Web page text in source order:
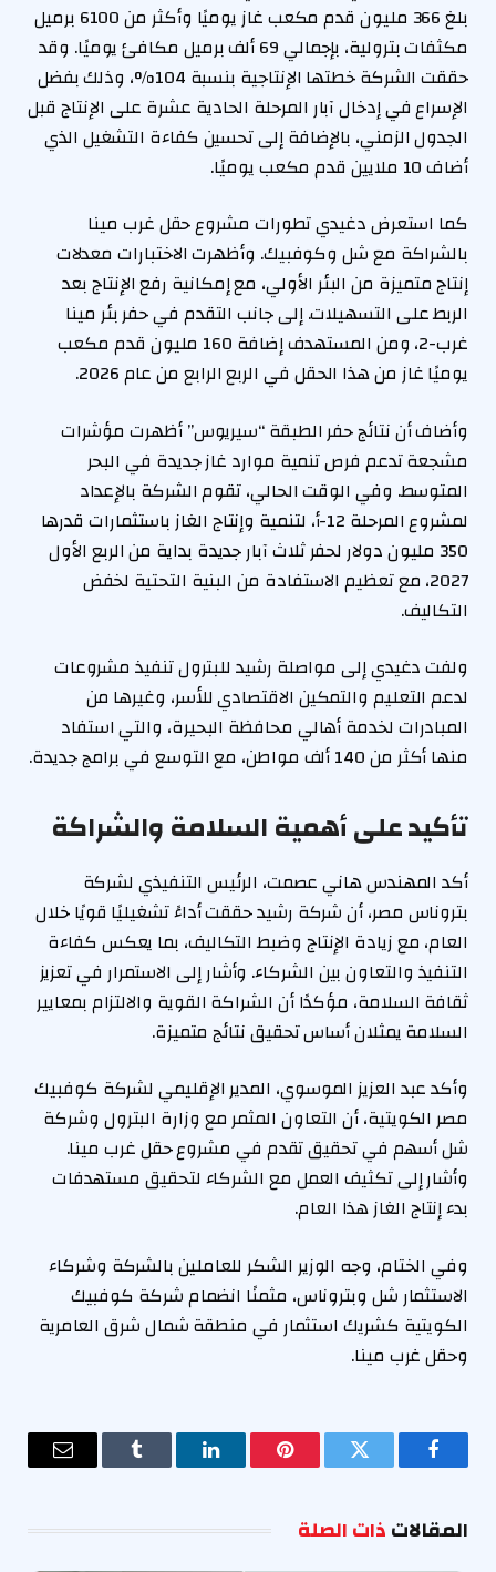
بلغ 366 مليون قدم مكعب غاز يوميًا وأكثر من 6100 برميل
مكثفات بترولية، بإجمالي 69 ألف برميل مكافئ يوميًا. وقد
حققت الشركة خطتها الإنتاجية بنسبة 104%، وذلك بفضل
الإسراع في إدخال آبار المرحلة الحادية عشرة على الإنتاج قبل
الجدول الزمني، بالإضافة إلى تحسين كفاءة التشغيل الذي
أضاف 10 ملايين قدم مكعب يوميًا.
كما استعرض دغيدي تطورات مشروع حقل غرب مينا
بالشراكة مع شل وكوفبيك. وأظهرت الاختبارات معدلات
إنتاج متميزة من البئر الأولي، مع إمكانية رفع الإنتاج بعد
الربط على التسهيلات. إلى جانب التقدم في حفر بئر مينا
غرب-2، ومن المستهدف إضافة 160 مليون قدم مكعب
يوميًا غاز من هذا الحقل في الربع الرابع من عام 2026.
وأضاف أن نتائج حفر الطبقة “سيريوس” أظهرت مؤشرات
مشجعة تدعم فرص تنمية موارد غاز جديدة في البحر
المتوسط. وفي الوقت الحالي، تقوم الشركة بالإعداد
لمشروع المرحلة 12-أ، لتنمية وإنتاج الغاز باستثمارات قدرها
350 مليون دولار لحفر ثلاث آبار جديدة بداية من الربع الأول
2027، مع تعظيم الاستفادة من البنية التحتية لخفض
التكاليف.
ولفت دغيدي إلى مواصلة رشيد للبترول تنفيذ مشروعات
لدعم التعليم والتمكين الاقتصادي للأسر، وغيرها من
المبادرات لخدمة أهالي محافظة البحيرة، والتي استفاد
منها أكثر من 140 ألف مواطن، مع التوسع في برامج جديدة.
تأكيد على أهمية السلامة والشراكة
أكد المهندس هاني عصمت، الرئيس التنفيذي لشركة
بتروناس مصر، أن شركة رشيد حققت أداءً تشغيليًا قويًا خلال
العام، مع زيادة الإنتاج وضبط التكاليف، بما يعكس كفاءة
التنفيذ والتعاون بين الشركاء. وأشار إلى الاستمرار في تعزيز
ثقافة السلامة، مؤكدًا أن الشراكة القوية والالتزام بمعايير
السلامة يمثلان أساس تحقيق نتائج متميزة.
وأكد عبد العزيز الموسوي، المدير الإقليمي لشركة كوفبيك
مصر الكويتية، أن التعاون المثمر مع وزارة البترول وشركة
شل أسهم في تحقيق تقدم في مشروع حقل غرب مينا.
وأشار إلى تكثيف العمل مع الشركاء لتحقيق مستهدفات
بدء إنتاج الغاز هذا العام.
وفي الختام، وجه الوزير الشكر للعاملين بالشركة وشركاء
الاستثمار شل وبتروناس، مثمنًا انضمام شركة كوفبيك
الكويتية كشريك استثمار في منطقة شمال شرق العامرية
وحقل غرب مينا.
فيسبوك تويتر بينتيريستلينكدإن Tumblr
البريد
المقالاتذات الصلة